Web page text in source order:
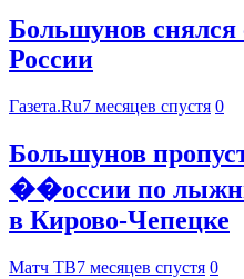
Большунов снялся
России
Газета.Ru7 месяцев спустя 0
Большунов
��оссии по
в Кирово‑Чепецке
Матч ТВ7 месяцев спустя 0